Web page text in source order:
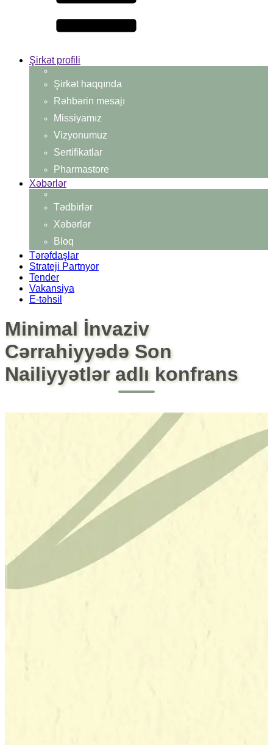
Şirkət profili
Şirkət haqqında
Rəhbərin mesajı
Missiyamız
Vizyonumuz
Sertifikatlar
Pharmastore
Xəbərlər
Tədbirlər
Xəbərlər
Bloq
Tərəfdaşlar
Strateji Partnyor
Tender
Vakansiya
E-təhsil
Minimal İnvaziv
Cərrahiyyədə Son
Nailiyyətlər adlı konfrans